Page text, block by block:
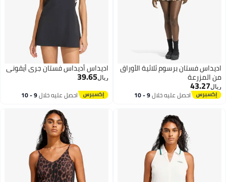
اديداس فستان برسوم ثلاثية الأوراق
من المزرعة
ريال43.27
احصل عليه خلال 9 - 10
اديداس أديداس فستان جري أيقوني
ريال39.65
احصل عليه خلال 9 - 10